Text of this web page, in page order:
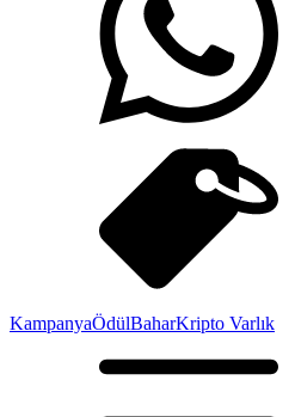
KampanyaÖdülBaharKripto Varlık